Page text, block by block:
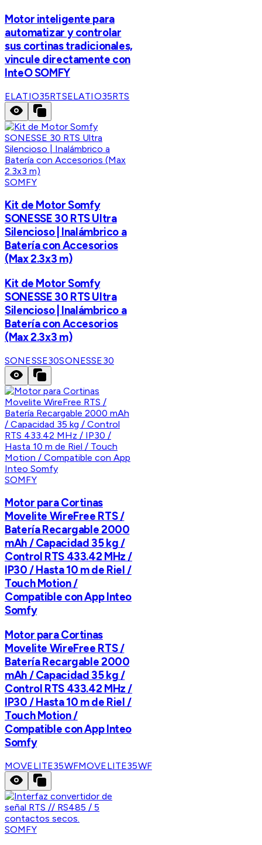
Motor inteligente para
automatizar y controlar
sus cortinas tradicionales,
vincule directamente con
InteO SOMFY
ELATIO35RTSELATIO35RTS
SOMFY
Kit de Motor Somfy
SONESSE 30 RTS Ultra
Silencioso | Inalámbrico a
Batería con Accesorios
(Max 2.3x3 m)
Kit de Motor Somfy
SONESSE 30 RTS Ultra
Silencioso | Inalámbrico a
Batería con Accesorios
(Max 2.3x3 m)
SONESSE30SONESSE30
SOMFY
Motor para Cortinas
Movelite WireFree RTS /
Batería Recargable 2000
mAh / Capacidad 35 kg /
Control RTS 433.42 MHz /
IP30 / Hasta 10 m de Riel /
Touch Motion /
Compatible con App Inteo
Somfy
Motor para Cortinas
Movelite WireFree RTS /
Batería Recargable 2000
mAh / Capacidad 35 kg /
Control RTS 433.42 MHz /
IP30 / Hasta 10 m de Riel /
Touch Motion /
Compatible con App Inteo
Somfy
MOVELITE35WFMOVELITE35WF
SOMFY